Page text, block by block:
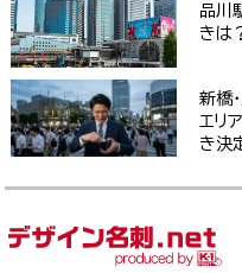
品川
きは
新橋
エリ
き決